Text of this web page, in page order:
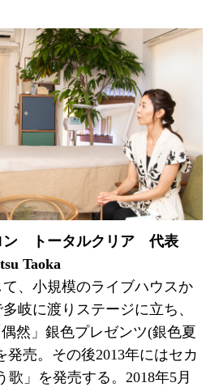
ン トータルクリア 代表
Taoka
、小規模のライブハウスか
岐に渡りステージに立ち、
然」銀色プレゼンツ(銀色夏
発売。その後2013年にはセカ
歌」を発売する。2018年5月